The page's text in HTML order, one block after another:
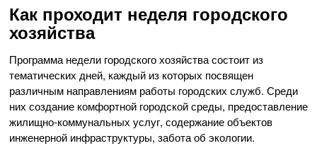
Как проходит неделя городского
хозяйства
Программа недели городского хозяйства состоит из
тематических дней, каждый из которых посвящен
различным направлениям работы городских служб. Среди
них создание комфортной городской среды, предоставление
жилищно-коммунальных услуг, содержание объектов
инженерной инфраструктуры, забота об экологии.